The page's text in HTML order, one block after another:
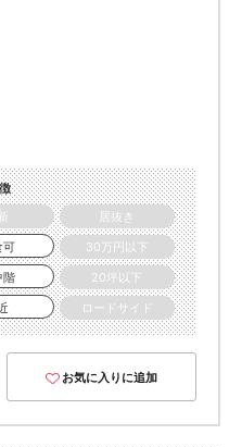
居抜き
可
30万円以下
階
20坪以下
ロードサイド
お気に入りに追加